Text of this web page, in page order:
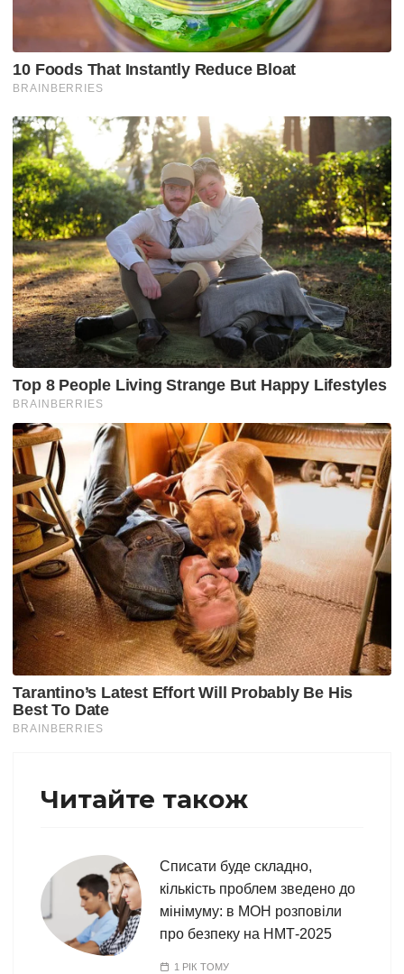
Читайте також
Списати буде складно,
кількість проблем зведено до
мінімуму: в МОН розповіли
про безпеку на НМТ-2025
1 РІК ТОМУ